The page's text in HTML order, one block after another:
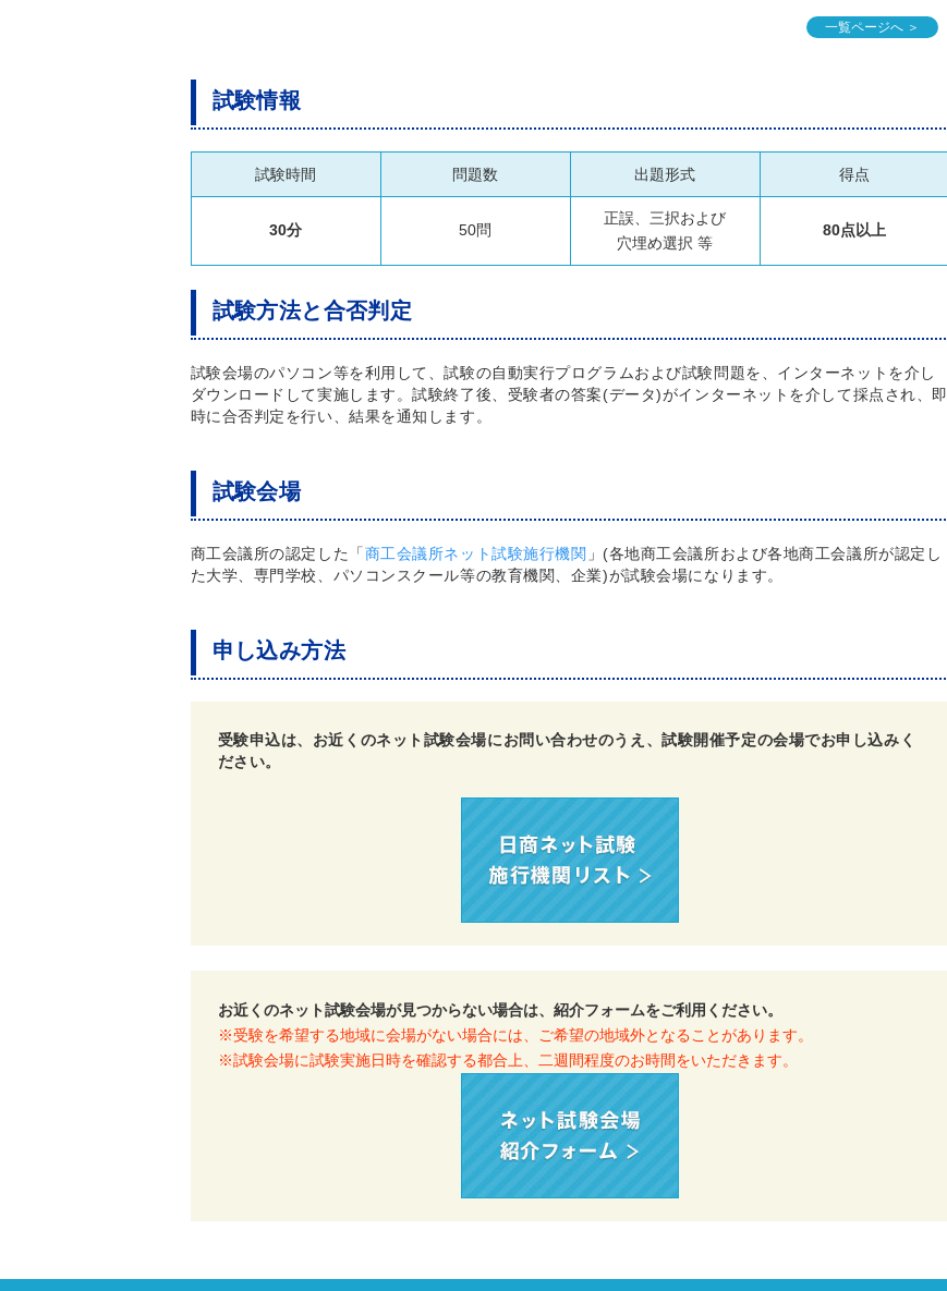
一覧ページへ ＞
試験情報
試験時間 問題数 出題形式 得点
30分 50問
正誤、三択および
穴埋め選択 等
80点以上
試験方法と合否判定
試験会場のパソコン等を利用して、試験の自動実行プログラムおよび試験問題を、インターネットを介し
ダウンロードして実施します。試験終了後、受験者の答案(データ)がインターネットを介して採点され、即
時に合否判定を行い、結果を通知します。
試験会場
商工会議所の認定した「商工会議所ネット試験施行機関 」(各地商工会議所および各地商工会議所が認定し
た大学、専門学校、パソコンスクール等の教育機関、企業)が試験会場になります。
申し込み方法
受験申込は、お近くのネット試験会場にお問い合わせのうえ、試験開催予定の会場でお申し込みく
ださい。
お近くのネット試験会場が見つからない場合は、紹介フォームをご利用ください。
※受験を希望する地域に会場がない場合には、ご希望の地域外となることがあります。
※試験会場に試験実施日時を確認する都合上、二週間程度のお時間をいただきます。